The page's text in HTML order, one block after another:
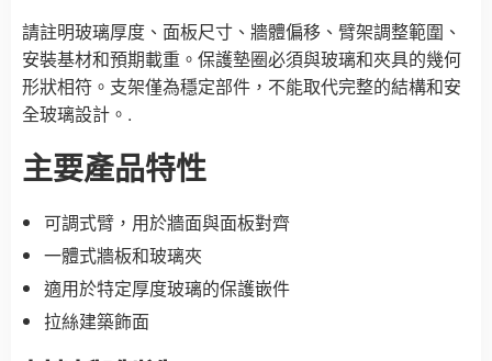
請註明玻璃厚度、面板尺寸、牆體偏移、臂架調整範圍、
安裝基材和預期載重。保護墊圈必須與玻璃和夾具的幾何
形狀相符。支架僅為穩定部件，不能取代完整的結構和安
全玻璃設計。.
主要產品特性
可調式臂，用於牆面與面板對齊
一體式牆板和玻璃夾
適用於特定厚度玻璃的保護嵌件
拉絲建築飾面